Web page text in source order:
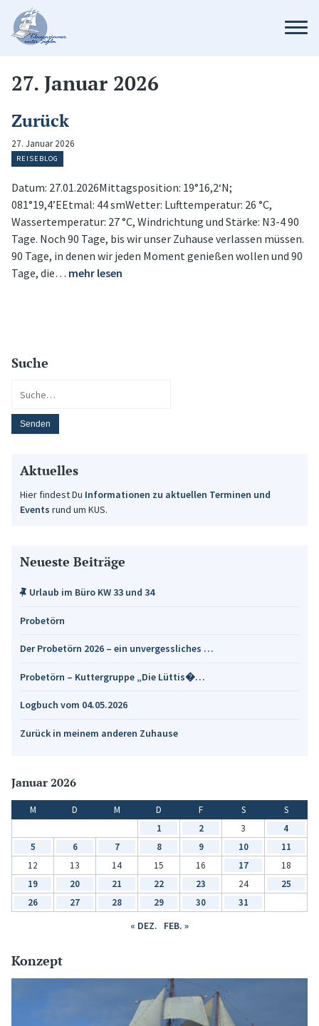
27. Januar 2026
Zurück
27. Januar 2026
REISEBLOG
Datum: 27.01.2026Mittagsposition: 19°16,2‘N;
081°19,4’EEtmal: 44 smWetter: Lufttemperatur: 26 °C,
Wassertemperatur: 27 °C, Windrichtung und Stärke: N3-4 90
Tage. Noch 90 Tage, bis wir unser Zuhause verlassen müssen.
90 Tage, in denen wir jeden Moment genießen wollen und 90
Tage, die… mehr lesen
Suche
Aktuelles
Hier findest Du Informationen zu aktuellen Terminen und
Events rund um KUS.
Neueste Beiträge
Urlaub im Büro KW 33 und 34
Probetörn
Der Probetörn 2026 – ein unvergessliches …
Probetörn – Kuttergruppe „Die Lüttis�…
Logbuch vom 04.05.2026
Zurück in meinem anderen Zuhause
Januar 2026
M D M D F S
S
1
2 3
4
5
6 7 8 9 10
11
12
13 14 15 16 17
18
19
20 21 22 23 24
25
26
27 28 29 30 31
« DEZ. FEB. »
Konzept